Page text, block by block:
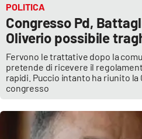
POLITICA
Congresso Pd,
Oliverio possibile
Fervono le trattative dopo la
pretende di ricevere il
rapidi. Puccio intanto ha riunito la
congresso